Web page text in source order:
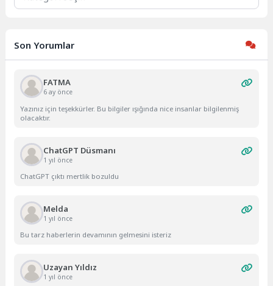
Son Yorumlar
FATMA
6 ay önce
Yazınız için teşekkürler. Bu bilgiler ışığında nice insanlar bilgilenmiş
olacaktır.
ChatGPT Düsmanı
1 yıl önce
ChatGPT çıktı mertlik bozuldu
Melda
1 yıl önce
Bu tarz haberlerin devamının gelmesini isteriz
Uzayan Yıldız
1 yıl önce